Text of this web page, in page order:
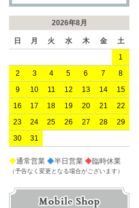
2026年8月
日 月 火 水 木 金
土
1
2
3 4 5 6 7
8
9
10 11 12 13 14
15
16
17 18 19 20 21
22
23
24 25 26 27 28
29
30
31
◆通常営業 ◆半日営業 ◆臨時休業
（予告なく変更となる場合がございます）